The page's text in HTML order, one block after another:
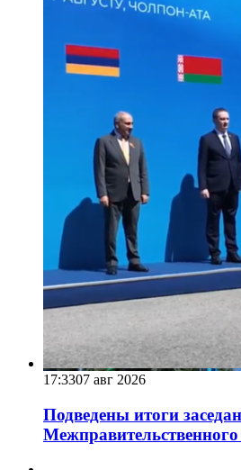
17:3307 авг 2026
Подведены итоги
Межправительственного